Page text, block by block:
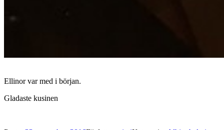
Ellinor var med i början.
Gladaste kusinen